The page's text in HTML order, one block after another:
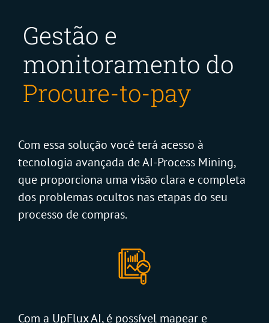
Gestão e
monitoramento do
Procure-to-pay
Com essa solução você terá acesso à
tecnologia avançada de AI-Process Mining,
que proporciona uma visão clara e completa
dos problemas ocultos nas etapas do seu
processo de compras.
Com a UpFlux AI, é possível mapear e